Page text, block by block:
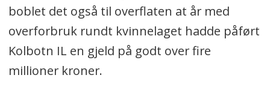
boblet det også til overflaten at år med
overforbruk rundt kvinnelaget hadde påført
Kolbotn IL en gjeld på godt over fire
millioner kroner.